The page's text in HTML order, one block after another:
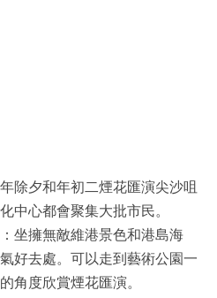
除夕和年初二煙花匯演尖沙咀
中心都會聚集大批市民。
坐擁無敵維港景色和港島海
好去處。可以走到藝術公園一
角度欣賞煙花匯演。